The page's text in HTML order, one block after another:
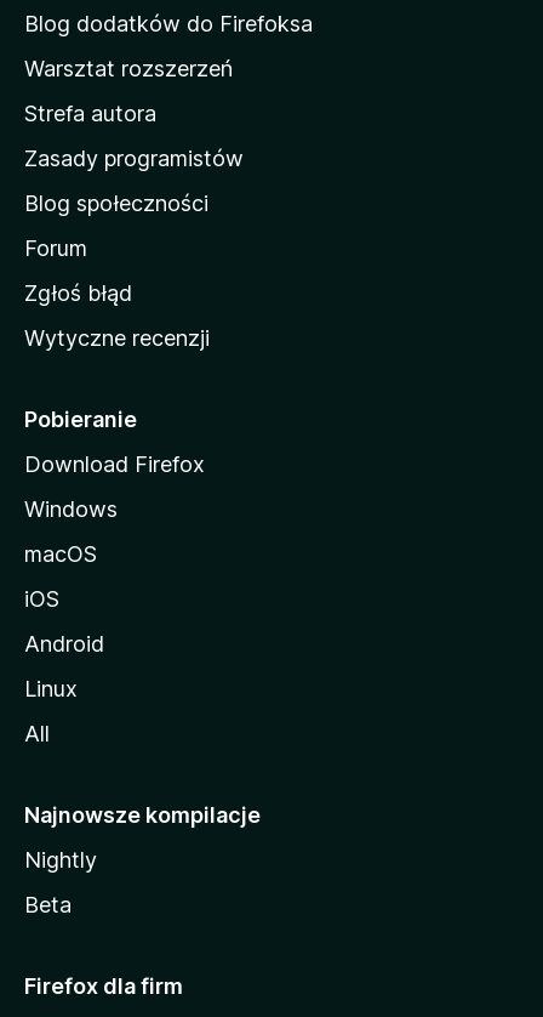
d
m
o
w
M
o
z
l
i
Blog dodatków do Firefoksa
Warsztat rozszerzeń
Strefa autora
Zasady programistów
Blog społeczności
Forum
Zgłoś błąd
Wytyczne recenzji
Pobieranie
Download Firefox
Windows
macOS
iOS
Android
Linux
All
Najnowsze kompilacje
Nightly
Beta
Firefox dla firm